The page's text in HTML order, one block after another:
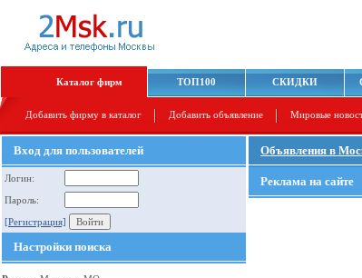
Каталог фирм ТОП100 СКИДКИ
Добавить фирму в каталог Добавить объявление Мировые
Вход для пользователей
Логин:
Пароль:
[Регистрация]
Настройки поиска
Объявления в
Реклама на сайте